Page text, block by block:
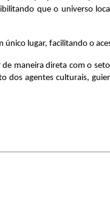
que o universo
lugar, facilitando o
maneira direta com o
dos agentes culturais,